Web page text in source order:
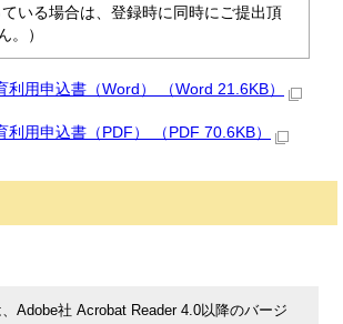
いる場合は、登録時に同時にご提出頂
。）
用申込書（Word） （Word 21.6KB）
用申込書（PDF） （PDF 70.6KB）
Adobe社 Acrobat Reader 4.0以降のバージ